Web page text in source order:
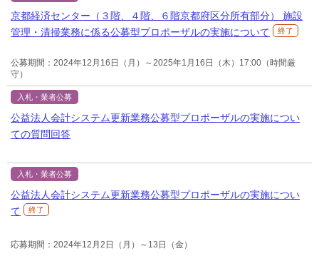
京都経済センター（３階、４階、６階京都府区分所有部分） 施設
管理・清掃業務に係る公募型プロポーザルの実施について
終了
公募期間：2024年12月16日（月）～2025年1月16日（木）17:00（時間厳
守）
入札・業者公募
公益法人会計システム更新業務公募型プロポーザルの実施につい
ての質問回答
入札・業者公募
公益法人会計システム更新業務公募型プロポーザルの実施につい
て
終了
応募期間：2024年12月2日（月）～13日（金）